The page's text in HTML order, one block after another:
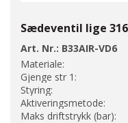
Sædeventil lige 316
Art. Nr.: B33AIR-VD6
Materiale:
Gjenge str 1:
Styring:
Aktiveringsmetode:
Maks driftstrykk (bar):